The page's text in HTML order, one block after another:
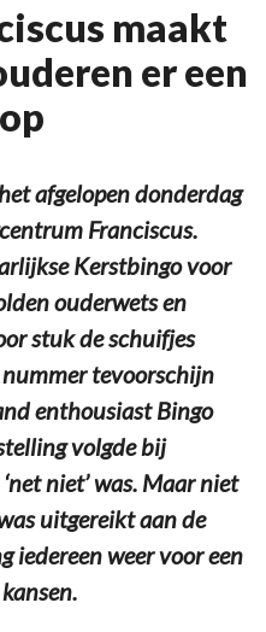
maakt
er een
afgelopen donderdag
Franciscus.
Kerstbingo voor
ouderwets en
stuk de schuifjes
tevoorschijn
enthousiast Bingo
volgde bij
niet’ was. Maar niet
uitgereikt aan de
iedereen weer voor een